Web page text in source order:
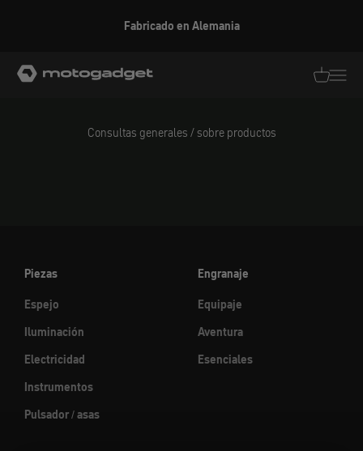
Fabricado en Alemania
motogadget GmbH
Consultas generales / sobre productos
Piezas
Espejo
Iluminación
Electricidad
Instrumentos
Pulsador / asas
Engranaje
Equipaje
Aventura
Esenciales